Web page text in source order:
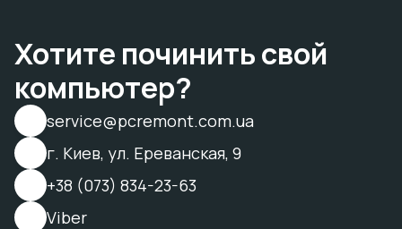
Хотите починить свой
компьютер?
service@pcremont.com.ua
г. Киев, ул. Ереванская, 9
+38 (073) 834-23-63
Viber